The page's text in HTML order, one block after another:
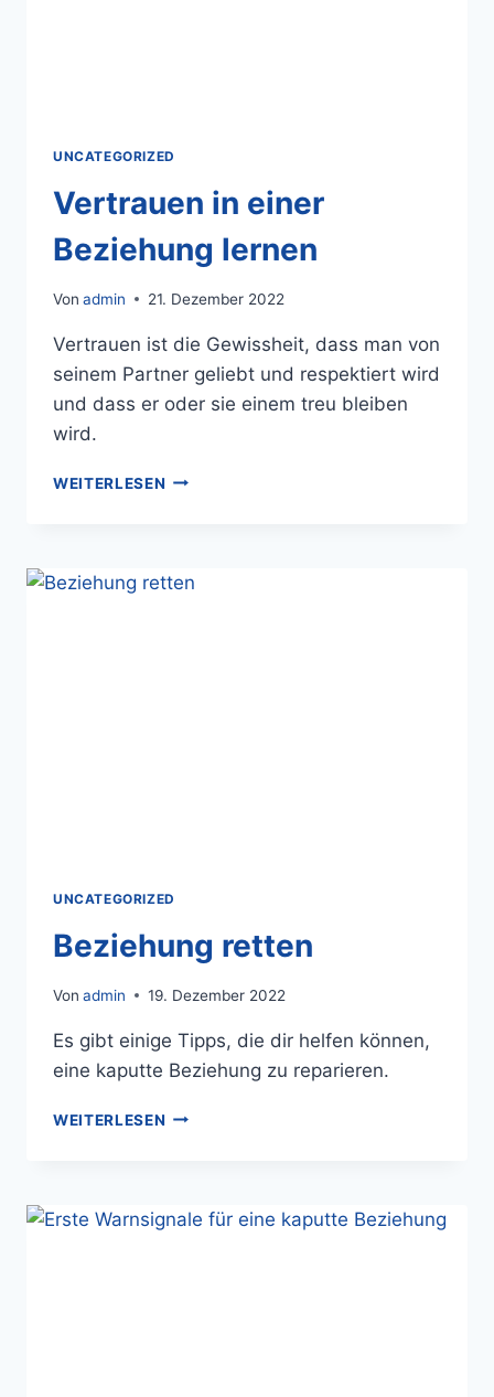
UNCATEGORIZED
Vertrauen in einer
Beziehung lernen
Von admin 21. Dezember 2022
Vertrauen ist die Gewissheit, dass man von
seinem Partner geliebt und respektiert wird
und dass er oder sie einem treu bleiben
wird.
WEITERLESEN
UNCATEGORIZED
Beziehung retten
Von admin 19. Dezember 2022
Es gibt einige Tipps, die dir helfen können,
eine kaputte Beziehung zu reparieren.
WEITERLESEN